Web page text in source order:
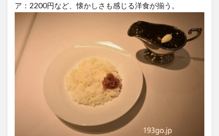
ア：2200円など、懐かしさも感じる洋食が揃う。